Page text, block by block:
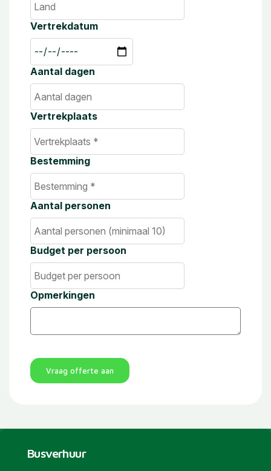
Vertrekdatum
Aantal dagen
Vertrekplaats
Bestemming
Aantal personen
Budget per persoon
Opmerkingen
Vraag offerte aan
Busverhuur